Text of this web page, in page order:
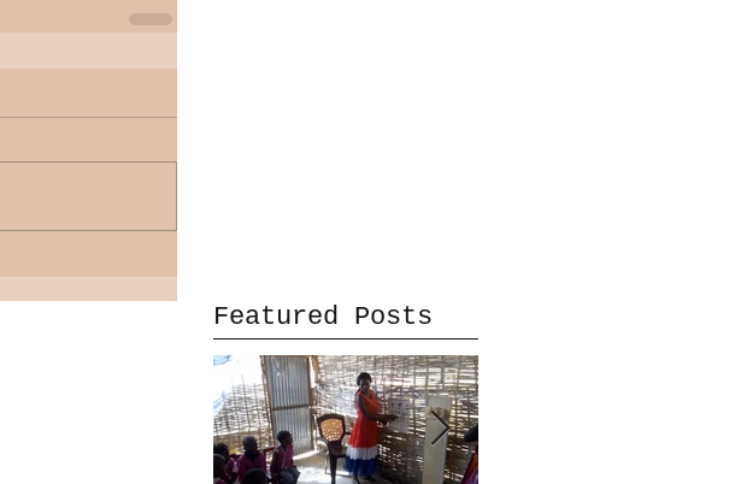
Featured Posts